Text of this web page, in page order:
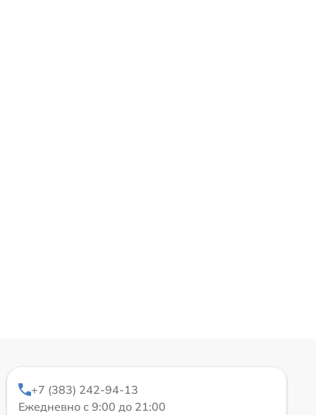
+7 (383) 242-94-13
Ежедневно с 9:00 до 21:00